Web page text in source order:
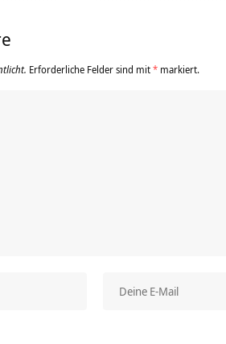
Erforderliche Felder sind mit* markiert.